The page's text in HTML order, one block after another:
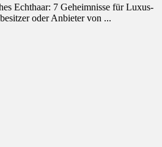
Echthaar: 7 Geheimnisse für Luxus-
oder Anbieter von ...